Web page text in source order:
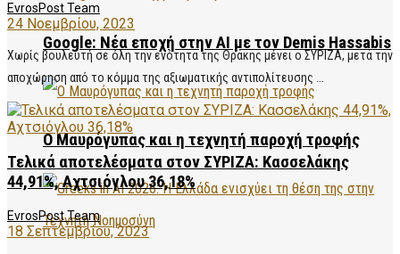
Google: Νέα εποχή στην AI με τον Demis Hassabis
Ο Μαυρόγυπας και η τεχνητή παροχή τροφής
EvrosPost Team
24 Νοεμβρίου, 2023
Χωρίς βουλευτή σε όλη την ενότητα της Θράκης μένει ο ΣΥΡΙΖΑ, μετά την
αποχώρηση από το κόμμα της αξιωματικής αντιπολίτευσης ...
Τελικά αποτελέσματα στον ΣΥΡΙΖΑ: Κασσελάκης
44,91%, Αχτσιόγλου 36,18%
EvrosPost Team
18 Σεπτεμβρίου, 2023